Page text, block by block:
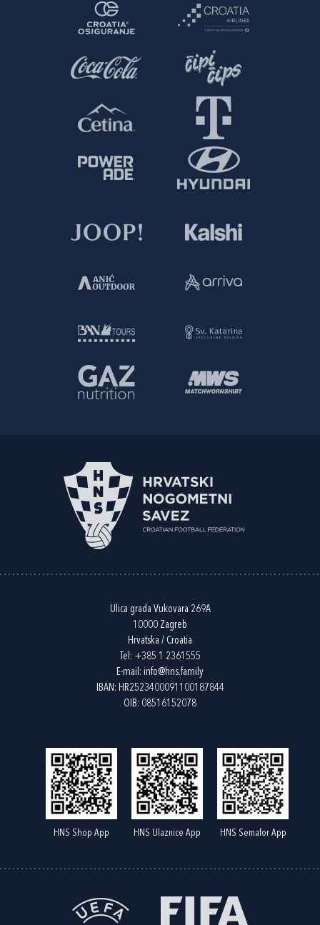
Ulica grada Vukovara 269A
10000 Zagreb
Hrvatska / Croatia
Tel: +385 1 2361555
E-mail: info@hns.family
IBAN: HR2523400091100187844
OIB: 08516152078
HNS Shop App HNS Ulaznice App HNS Semafor App